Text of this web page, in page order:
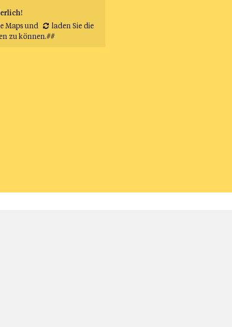
Mapsund
laden Sie die
zu können.##